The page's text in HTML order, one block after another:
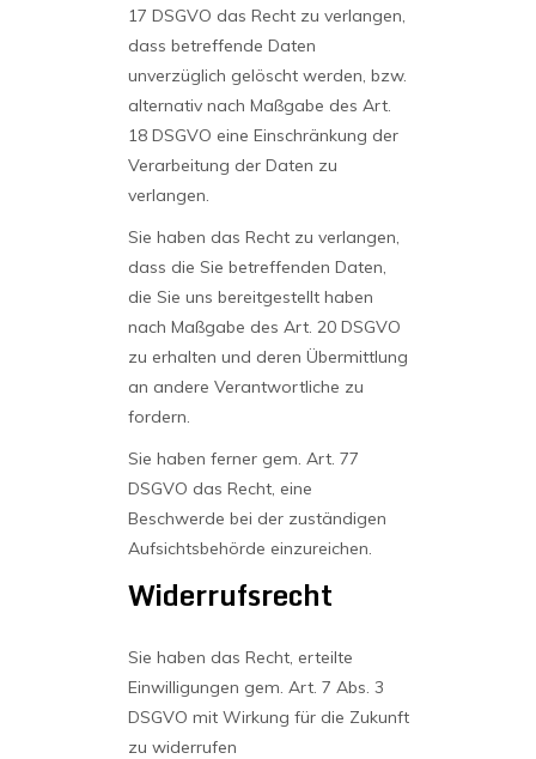
17 DSGVO das Recht zu verlangen,
dass betreffende Daten
unverzüglich gelöscht werden, bzw.
alternativ nach Maßgabe des Art.
18 DSGVO eine Einschränkung der
Verarbeitung der Daten zu
verlangen.
Sie haben das Recht zu verlangen,
dass die Sie betreffenden Daten,
die Sie uns bereitgestellt haben
nach Maßgabe des Art. 20 DSGVO
zu erhalten und deren Übermittlung
an andere Verantwortliche zu
fordern.
Sie haben ferner gem. Art. 77
DSGVO das Recht, eine
Beschwerde bei der zuständigen
Aufsichtsbehörde einzureichen.
Widerrufsrecht
Sie haben das Recht, erteilte
Einwilligungen gem. Art. 7 Abs. 3
DSGVO mit Wirkung für die Zukunft
zu widerrufen